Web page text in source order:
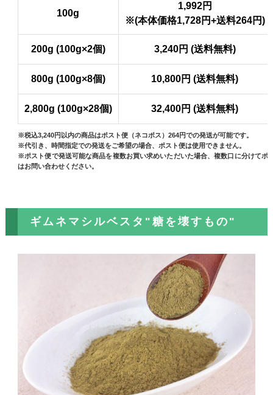
100g
1,992円
※(本体価格1,728円+送料264円)
200g (100g×2個) 3,240円 (送料無料)
800g (100g×8個) 10,800円 (送料無料)
2,800g (100g×28個) 32,400円 (送料無料)
※税込3,240円以内の商品はポスト便（ネコポス）264円での発送が可能です。
※代引き、時間指定での発送をご希望の場合、ポスト便は使用できません。
※ポスト便で発送可能な商品を複数お買い求めいただいた場合、複数口に分けてポ
はお問い合わせください。
ギムネマシルベスタ"糖を壊すもの"